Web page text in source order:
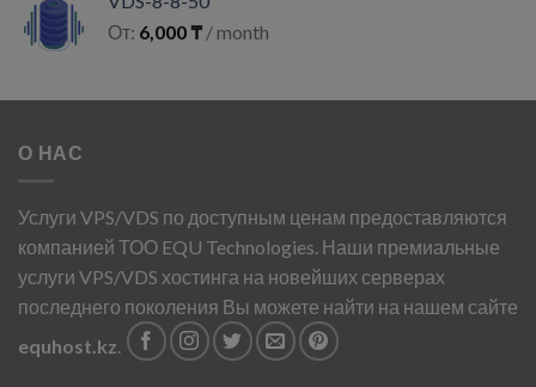
От: 6,000₸ / month
О НАС
Услуги VPS/VDS по доступным ценам предоставляются
компанией ТОО EQU Technologies. Наши премиальные
услуги VPS/VDS хостинга на новейших серверах
последнего поколения Вы можете найти на нашем сайте
equhost.kz.